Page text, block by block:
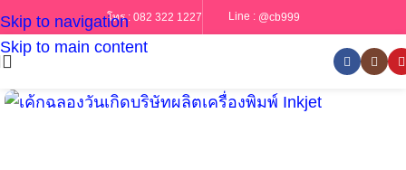
Skip to navigation
Skip to main content
โทร : 082 322 1227 Line : @cb999